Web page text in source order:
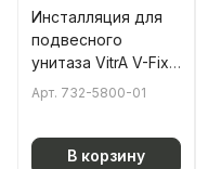
Инсталляция для
подвесного
унитаза VitrA V-Fix
Core (Ви-Фикс Кор)
Арт. 732-5800-01
В корзину